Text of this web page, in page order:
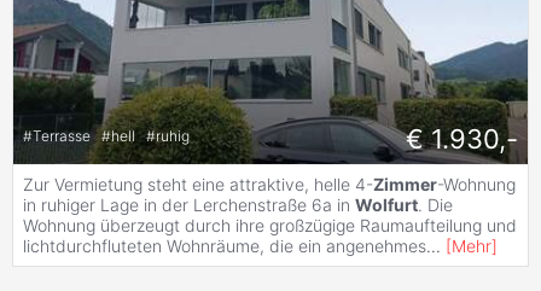
#Terrasse #hell #ruhig € 1.930,-
Zur Vermietung steht eine attraktive, helle 4-Zimmer-Wohnung
in ruhiger Lage in der Lerchenstraße 6a in Wolfurt. Die
Wohnung überzeugt durch ihre großzügige Raumaufteilung und
lichtdurchfluteten Wohnräume, die ein angenehmes... [Mehr]